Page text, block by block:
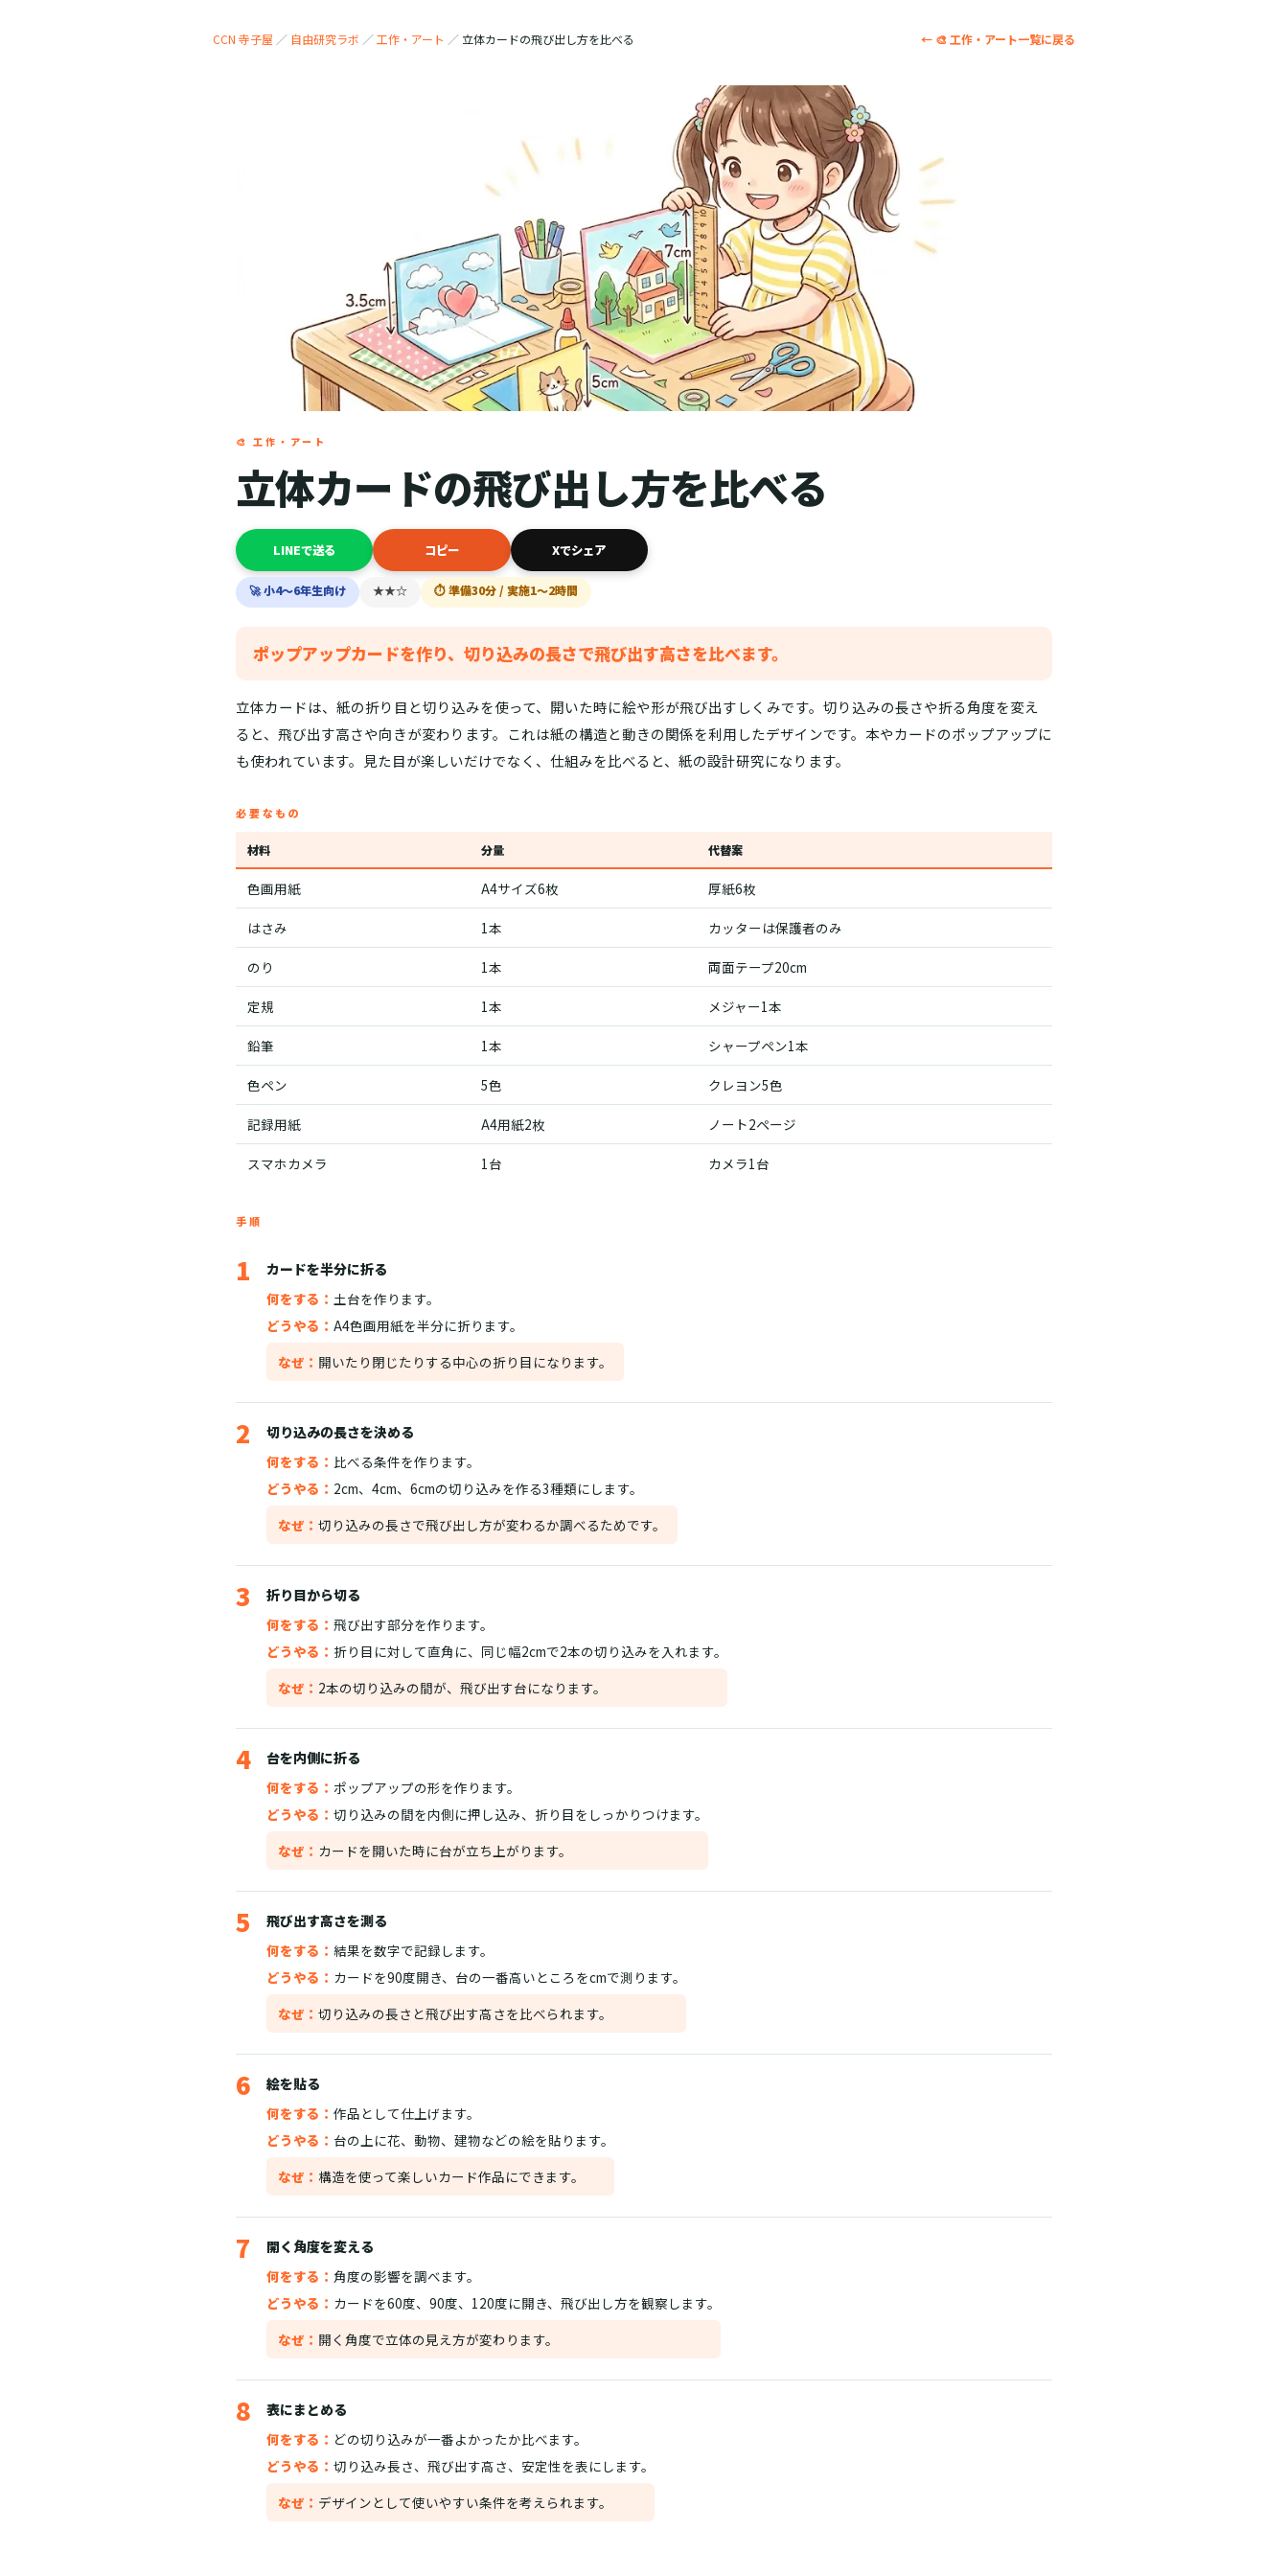
CCN 寺子屋 ／ 自由研究ラボ ／工作・アート ／ 立体カードの飛び出し方を比べる ← 🎨 工作・アート一覧に戻る
🎨 工作・アート
立体カードの飛び出し方を比べる
LINEで送る コピー Xでシェア
🚀 小4〜6年生向け ★★☆ ⏱ 準備30分 / 実施1〜2時間
ポップアップカードを作り、切り込みの長さで飛び出す高さを比べます。
立体カードは、紙の折り目と切り込みを使って、開いた時に絵や形が飛び出すしくみです。切り込みの長さや折る角度を変え
ると、飛び出す高さや向きが変わります。これは紙の構造と動きの関係を利用したデザインです。本やカードのポップアップに
も使われています。見た目が楽しいだけでなく、仕組みを比べると、紙の設計研究になります。
必要なもの
材料 分量 代替案
色画用紙 A4サイズ6枚 厚紙6枚
はさみ 1本 カッターは保護者のみ
のり 1本 両面テープ20cm
定規 1本 メジャー1本
鉛筆 1本 シャープペン1本
色ペン 5色 クレヨン5色
記録用紙 A4用紙2枚 ノート2ページ
スマホカメラ 1台 カメラ1台
手順
1
カードを半分に折る
何をする： 土台を作ります。
どうやる： A4色画用紙を半分に折ります。
なぜ： 開いたり閉じたりする中心の折り目になります。
2
切り込みの長さを決める
何をする： 比べる条件を作ります。
どうやる： 2cm、4cm、6cmの切り込みを作る3種類にします。
なぜ： 切り込みの長さで飛び出し方が変わるか調べるためです。
3
折り目から切る
何をする： 飛び出す部分を作ります。
どうやる： 折り目に対して直角に、同じ幅2cmで2本の切り込みを入れます。
なぜ： 2本の切り込みの間が、飛び出す台になります。
4
台を内側に折る
何をする： ポップアップの形を作ります。
どうやる： 切り込みの間を内側に押し込み、折り目をしっかりつけます。
なぜ： カードを開いた時に台が立ち上がります。
5
飛び出す高さを測る
何をする： 結果を数字で記録します。
どうやる： カードを90度開き、台の一番高いところをcmで測ります。
なぜ： 切り込みの長さと飛び出す高さを比べられます。
6
絵を貼る
何をする： 作品として仕上げます。
どうやる： 台の上に花、動物、建物などの絵を貼ります。
なぜ： 構造を使って楽しいカード作品にできます。
7
開く角度を変える
何をする： 角度の影響を調べます。
どうやる： カードを60度、90度、120度に開き、飛び出し方を観察します。
なぜ： 開く角度で立体の見え方が変わります。
8
表にまとめる
何をする： どの切り込みが一番よかったか比べます。
どうやる： 切り込み長さ、飛び出す高さ、安定性を表にします。
なぜ： デザインとして使いやすい条件を考えられます。